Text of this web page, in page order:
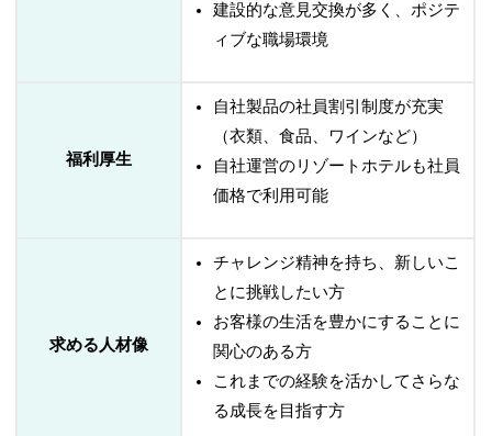
建設的な意見交換が多く、ポジテ
ィブな職場環境
福利厚生
自社製品の社員割引制度が充実
（衣類、食品、ワインなど）
自社運営のリゾートホテルも社員
価格で利用可能
求める人材像
チャレンジ精神を持ち、新しいこ
とに挑戦したい方
お客様の生活を豊かにすることに
関心のある方
これまでの経験を活かしてさらな
る成長を目指す方